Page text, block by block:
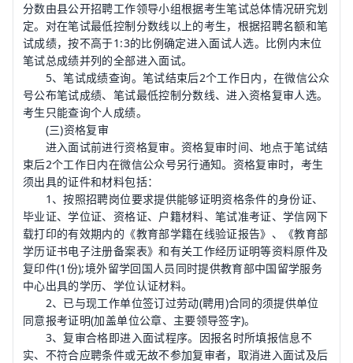
分数由县公开招聘工作领导小组根据考生笔试总体情况研究划
定。对在笔试最低控制分数线以上的考生，根据招聘名额和笔
试成绩，按不高于1:3的比例确定进入面试人选。比例内末位
笔试总成绩并列的全部进入面试。
5、笔试成绩查询。笔试结束后2个工作日内，在微信公众
号公布笔试成绩、笔试最低控制分数线、进入资格复审人选。
考生只能查询个人成绩。
(三)资格复审
进入面试前进行资格复审。资格复审时间、地点于笔试结
束后2个工作日内在微信公众号另行通知。资格复审时，考生
须出具的证件和材料包括：
1、按照招聘岗位要求提供能够证明资格条件的身份证、
毕业证、学位证、资格证、户籍材料、笔试准考证、学信网下
载打印的有效期内的《教育部学籍在线验证报告》、《教育部
学历证书电子注册备案表》和有关工作经历证明等资料原件及
复印件(1份);境外留学回国人员同时提供教育部中国留学服务
中心出具的学历、学位认证材料。
2、已与现工作单位签订过劳动(聘用)合同的须提供单位
同意报考证明(加盖单位公章、主要领导签字)。
3、复审合格即进入面试程序。因报名时所填报信息不
实、不符合应聘条件或无故不参加复审者，取消进入面试及后